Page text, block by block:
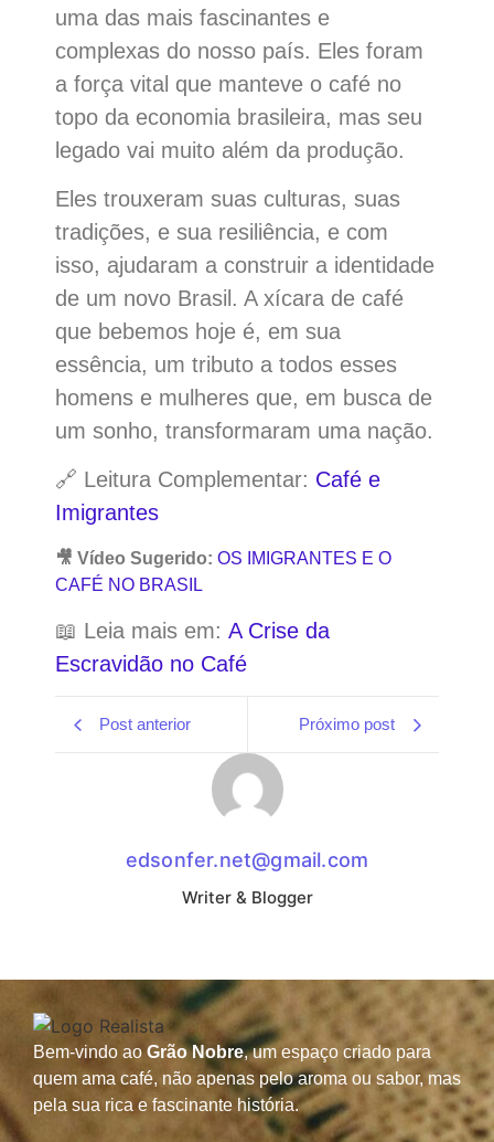
uma das mais fascinantes e
complexas do nosso país. Eles foram
a força vital que manteve o café no
topo da economia brasileira, mas seu
legado vai muito além da produção.
Eles trouxeram suas culturas, suas
tradições, e sua resiliência, e com
isso, ajudaram a construir a identidade
de um novo Brasil. A xícara de café
que bebemos hoje é, em sua
essência, um tributo a todos esses
homens e mulheres que, em busca de
um sonho, transformaram uma nação.
🔗 Leitura Complementar: Café e
Imigrantes
🎥 Vídeo Sugerido: OS IMIGRANTES E O
CAFÉ NO BRASIL
📖 Leia mais em: A Crise da
Escravidão no Café
Post anterior Próximo post
edsonfer.net@gmail.com
Writer & Blogger
Bem-vindo ao Grão Nobre, um espaço criado para
quem ama café, não apenas pelo aroma ou sabor, mas
pela sua rica e fascinante história.